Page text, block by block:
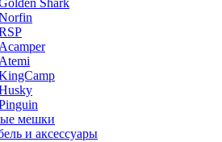
Shark
мешки
и аксессуары